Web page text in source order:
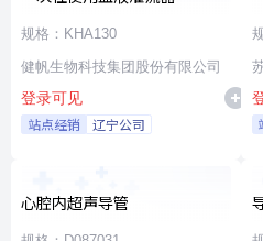
规格：KHA130
健帆生物科技集团股份有限公司
登录可见
站点经销 辽宁公司
心腔内超声导管